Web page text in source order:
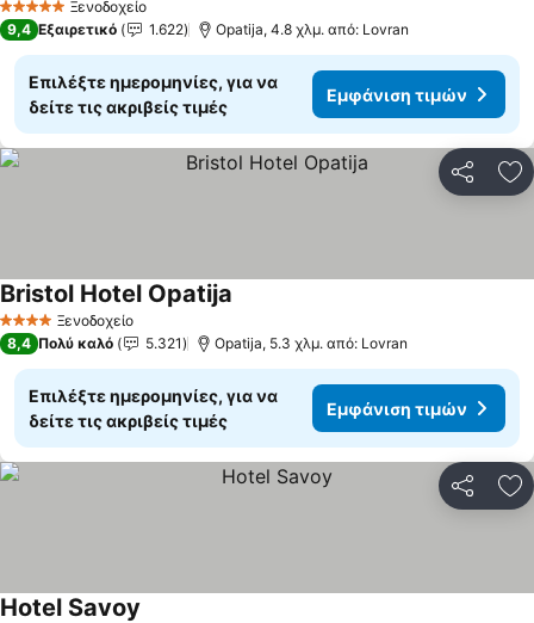
5 Αστέρια Ξενοδοχείο
Εμφάνιση τιμών
9,4 Εξαιρετικό 1.622 Opatija, 4.8 χλμ. από: Lovran
Επιλέξτε ημερομηνίες, για να
δείτε τις ακριβείς τιμές
Εμφάνιση τιμών
4 ΑστέριαΞενοδοχείο
Bristol Hotel Opatija
8,4 Πολύ καλό 5.321 Opatija, 5.3 χλμ. από: Lovran
Επιλέξτε ημερομηνίες, για να
δείτε τις ακριβείς τιμές
Εμφάνιση τιμών
Hotel Savoy